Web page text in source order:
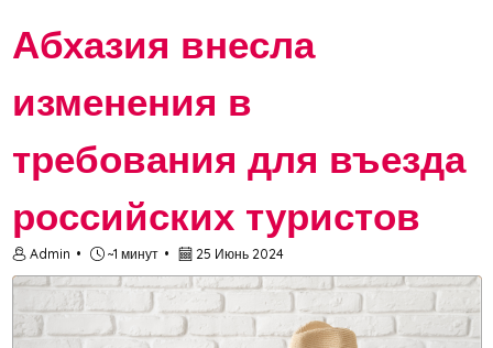
Абхазия внесла
изменения в
требования для въезда
российских туристов
Admin ~1 минут 25 Июнь 2024